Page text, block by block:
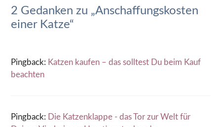
2 Gedanken zu „Anschaffungskosten
einer Katze“
Pingback: Katzen kaufen – das solltest Du beim Kauf
beachten
Pingback: Die Katzenklappe - das Tor zur Welt für